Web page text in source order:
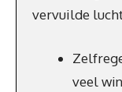
vervuilde
veel